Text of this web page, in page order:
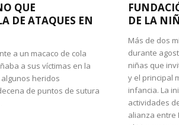
QUE
DE ATAQUES EN
a un macaco de cola
a sus víctimas en la
algunos heridos
de puntos de sutura
DE LA
Más de dos
durante
niñas que
y el principal
infancia. La
actividades
alianza entre